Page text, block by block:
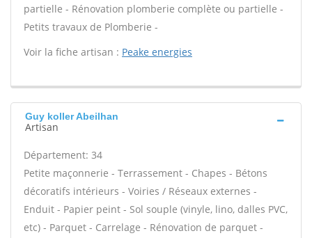
partielle - Rénovation plomberie complète ou partielle -
Petits travaux de Plomberie -
Voir la fiche artisan : Peake energies
Guy koller Abeilhan
Artisan
Département: 34
Petite maçonnerie - Terrassement - Chapes - Bétons
décoratifs intérieurs - Voiries / Réseaux externes -
Enduit - Papier peint - Sol souple (vinyle, lino, dalles PVC,
etc) - Parquet - Carrelage - Rénovation de parquet -